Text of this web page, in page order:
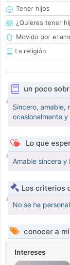
Tener hijos
¿Quieres tener
Movido por el
La religión
un poco
Sincero, amable,
ocasionalmente
Lo que
Amable sincera y
Los criterios
No se ha
conocer a mí
Intereses